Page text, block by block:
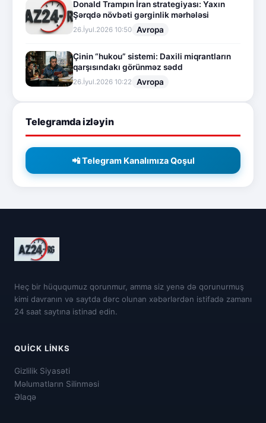
Donald Trampın İran strategiyası: Yaxın
Şərqdə növbəti gərginlik mərhələsi
26.İyul.2026 10:50 Avropa
Çinin “hukou” sistemi: Daxili miqrantların
qarşısındakı görünməz sədd
26.İyul.2026 10:22 Avropa
Telegramda izləyin
📲 Telegram Kanalımıza Qoşul
Heç bir hüququmuz qorunmur, amma siz yenə də qorunurmuş
kimi davranın və saytda dərc olunan xəbərlərdən istifadə zamanı
24 saat saytına istinad edin.
QUICK LINKS
Gizlilik Siyasəti
Məlumatların Silinməsi
Əlaqə